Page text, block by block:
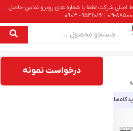
شرکت لطفا با شماره های روبرو تماس حاصل
درخواست نمونه